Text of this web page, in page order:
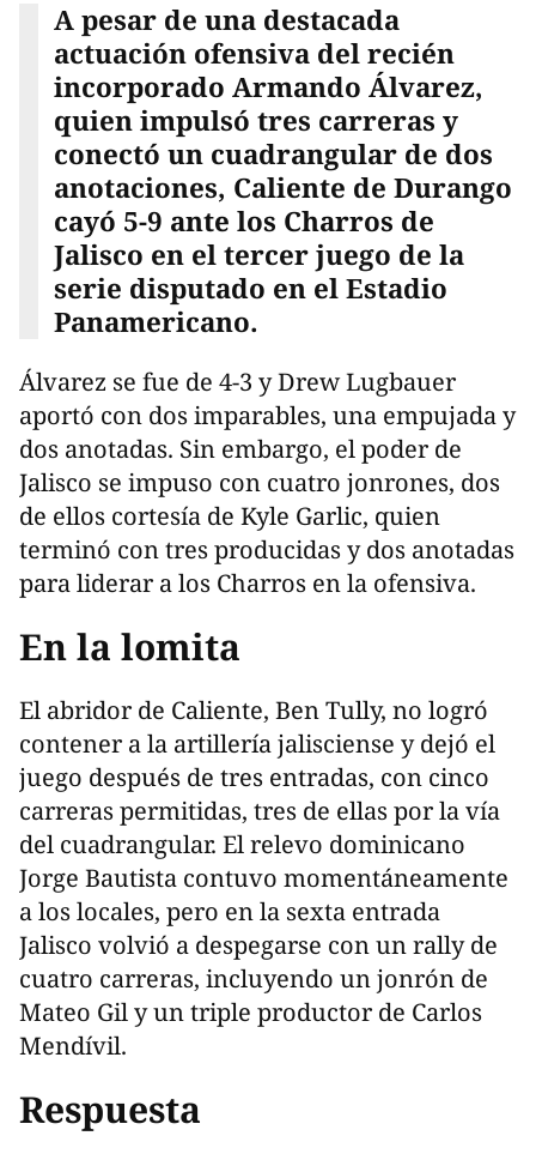
A pesar de una destacada
actuación ofensiva del recién
incorporado Armando Álvarez,
quien impulsó tres carreras y
conectó un cuadrangular de dos
anotaciones, Caliente de Durango
cayó 5-9 ante los Charros de
Jalisco en el tercer juego de la
serie disputado en el Estadio
Panamericano.
Álvarez se fue de 4-3 y Drew Lugbauer
aportó con dos imparables, una empujada y
dos anotadas. Sin embargo, el poder de
Jalisco se impuso con cuatro jonrones, dos
de ellos cortesía de Kyle Garlic, quien
terminó con tres producidas y dos anotadas
para liderar a los Charros en la ofensiva.
En la lomita
El abridor de Caliente, Ben Tully, no logró
contener a la artillería jalisciense y dejó el
juego después de tres entradas, con cinco
carreras permitidas, tres de ellas por la vía
del cuadrangular. El relevo dominicano
Jorge Bautista contuvo momentáneamente
a los locales, pero en la sexta entrada
Jalisco volvió a despegarse con un rally de
cuatro carreras, incluyendo un jonrón de
Mateo Gil y un triple productor de Carlos
Mendívil.
Respuesta